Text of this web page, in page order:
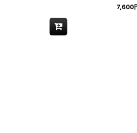
7,600